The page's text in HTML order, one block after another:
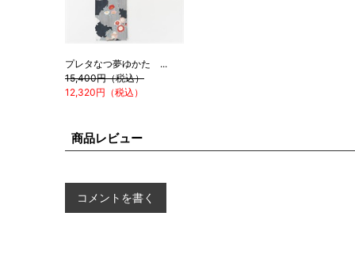
プレタなつ夢ゆかた ...
15,400円（税込）
12,320円（税込）
商品レビュー
コメントを書く